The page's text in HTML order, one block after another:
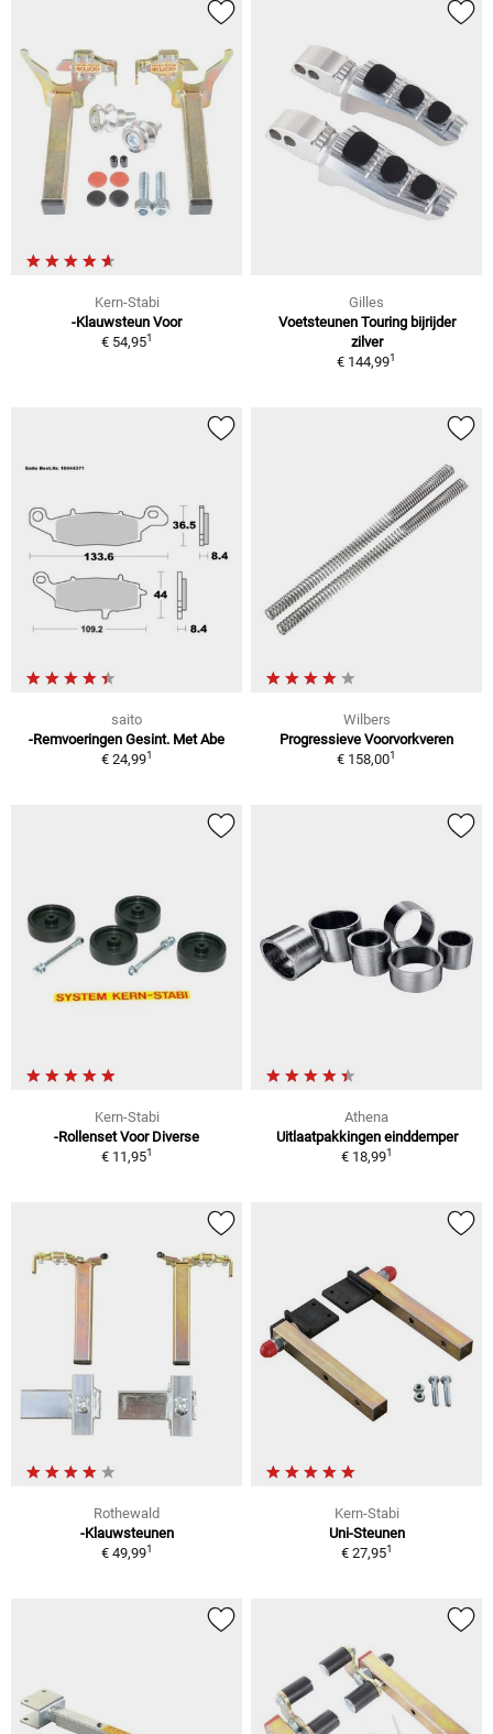
Kern-Stabi
-Klauwsteun Voor
€ 54,951
Gilles
Voetsteunen Touring bijrijder
zilver
€ 144,991
saito
-Remvoeringen Gesint. Met Abe
€ 24,991
Wilbers
Progressieve Voorvorkveren
€ 158,001
Kern-Stabi
-Rollenset Voor Diverse
€ 11,951
Athena
Uitlaatpakkingen einddemper
€ 18,991
Rothewald
-Klauwsteunen
€ 49,991
Kern-Stabi
Uni-Steunen
€ 27,951